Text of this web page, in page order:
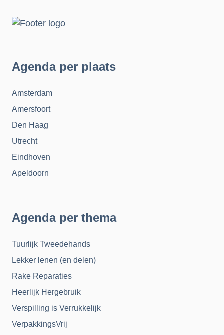
Agenda per plaats
Amsterdam
Amersfoort
Den Haag
Utrecht
Eindhoven
Apeldoorn
Agenda per thema
Tuurlijk Tweedehands
Lekker lenen (en delen)
Rake Reparaties
Heerlijk Hergebruik
Verspilling is Verrukkelijk
VerpakkingsVrij